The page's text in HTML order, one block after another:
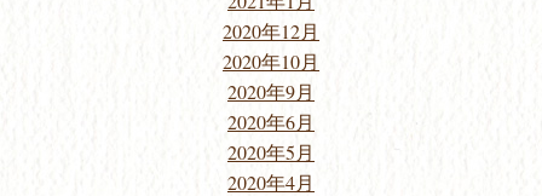
2020年12月
2020年10月
2020年9月
2020年6月
2020年5月
2020年4月